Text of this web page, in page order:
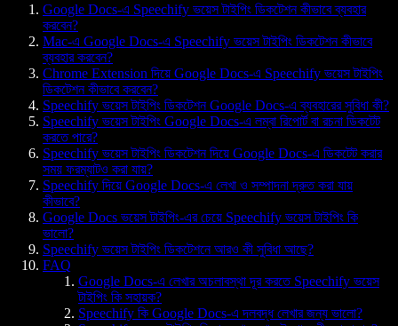
Google Docs-এ Speechify ভয়েস টাইপিং ডিকটেশন কীভাবে ব্যবহার
করবেন?
Mac-এ Google Docs-এ Speechify ভয়েস টাইপিং ডিকটেশন কীভাবে
ব্যবহার করবেন?
Chrome Extension দিয়ে Google Docs-এ Speechify ভয়েস টাইপিং
ডিকটেশন কীভাবে করবেন?
Speechify ভয়েস টাইপিং ডিকটেশন Google Docs-এ ব্যবহারের সুবিধা কী?
Speechify ভয়েস টাইপিং Google Docs-এ লম্বা রিপোর্ট বা রচনা ডিকটেট
করতে পারে?
Speechify ভয়েস টাইপিং ডিকটেশন দিয়ে Google Docs-এ ডিকটেট করার
সময় ফরম্যাটও করা যায়?
Speechify দিয়ে Google Docs-এ লেখা ও সম্পাদনা দ্রুত করা যায়
কীভাবে?
Google Docs ভয়েস টাইপিং-এর চেয়ে Speechify ভয়েস টাইপিং কি
ভালো?
Speechify ভয়েস টাইপিং ডিকটেশনে আরও কী সুবিধা আছে?
FAQ
Google Docs-এ লেখার অচলাবস্থা দূর করতে Speechify ভয়েস
টাইপিং কি সহায়ক?
Speechify কি Google Docs-এ দলবদ্ধ লেখার জন্য ভালো?